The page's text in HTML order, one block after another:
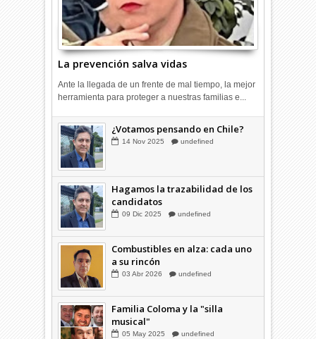
La prevención salva vidas
Ante la llegada de un frente de mal tiempo, la mejor
herramienta para proteger a nuestras familias e...
¿Cómo cerramos la grieta que
divide a los chilenos?
¿Votamos pensando en Chile?
14 Nov 2025 undefined
Hagamos la trazabilidad de los
candidatos
09 Dic 2025 undefined
Combustibles en alza: cada uno
a su rincón
03 Abr 2026 undefined
Familia Coloma y la "silla
musical"
05 May 2025 undefined